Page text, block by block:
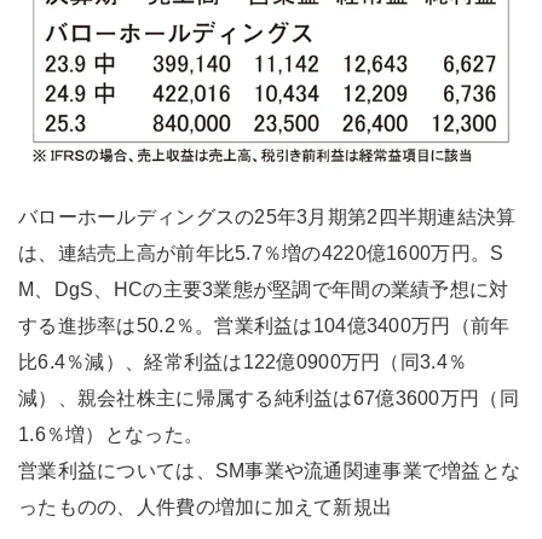
バローホールディングスの25年3月期第2四半期連結決算
は、連結売上高が前年比5.7％増の4220億1600万円。S
M、DgS、HCの主要3業態が堅調で年間の業績予想に対
する進捗率は50.2％。営業利益は104億3400万円（前年
比6.4％減）、経常利益は122億0900万円（同3.4％
減）、親会社株主に帰属する純利益は67億3600万円（同
1.6％増）となった。
営業利益については、SM事業や流通関連事業で増益とな
ったものの、人件費の増加に加えて新規出